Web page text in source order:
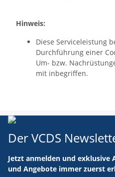
Hinweis:
Diese Serviceleistung
Durchführung einer
Um- bzw.
mit inbegriffen.
Der VCDS
Jetzt anmelden und exklusive
und Angebote immer zuerst